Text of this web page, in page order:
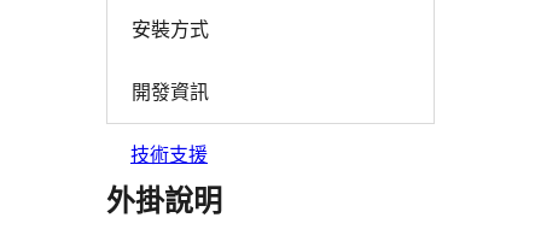
安裝方式
開發資訊
技術支援
外掛說明